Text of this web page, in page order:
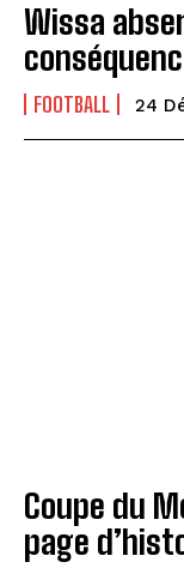
Wissa
FOOTBALL 24
Coupe du
page